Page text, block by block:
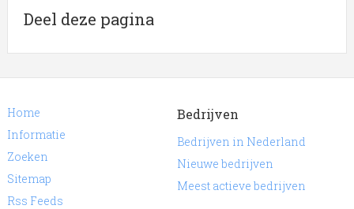
Deel deze pagina
Home
Informatie
Zoeken
Sitemap
Rss Feeds
Bedrijven
Bedrijven in Nederland
Nieuwe bedrijven
Meest actieve bedrijven